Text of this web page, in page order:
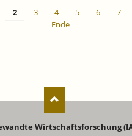
2 3 4 5 6 7
Ende
Wirtschaftsforschung